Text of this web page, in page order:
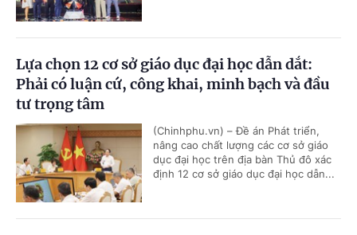
Lựa chọn 12 cơ sở giáo dục đại học dẫn dắt:
Phải có luận cứ, công khai, minh bạch và đầu
tư trọng tâm
(Chinhphu.vn) – Đề án Phát triển,
nâng cao chất lượng các cơ sở giáo
dục đại học trên địa bàn Thủ đô xác
định 12 cơ sở giáo dục đại học dẫn...